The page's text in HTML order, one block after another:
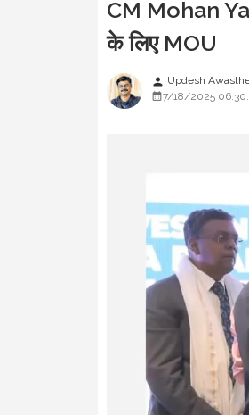
CM Mohan
के लिए MOU
person Updesh
7/18/2025